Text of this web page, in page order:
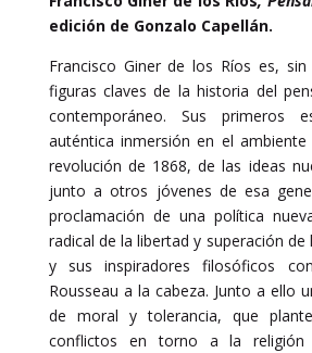
edición de Gonzalo Capellán.
Francisco Giner de los Ríos es,
figuras claves de la historia del
contemporáneo. Sus primeros
auténtica inmersión en el
revolución de 1868, de las ideas
junto a otros jóvenes de esa
proclamación de una política
radical de la libertad y superación
y sus inspiradores filosóficos
Rousseau a la cabeza. Junto a ello
de moral y tolerancia, que
conflictos en torno a la